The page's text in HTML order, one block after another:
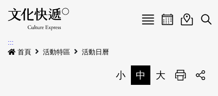
Menu
最新公告
活動日曆活動地圖
展
:::
首頁
活動特區 活動日曆
小 中 大 列印